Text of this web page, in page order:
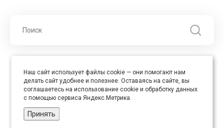
права защищены
Юр. адрес : 105005, г. Москва, ул. Бауманская, д.20, стр. 3
Наш сайт использует файлы cookie — они помогают нам
делать сайт удобнее и полезнее. Оставаясь на сайте, вы
соглашаетесь на использование cookie и обработку данных
с помощью сервиса Яндекс.Метрика.
Принять